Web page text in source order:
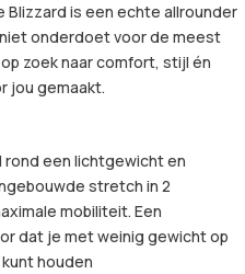
Blizzard is een echte allrounder
onderdoet voor de meest
zoek naar comfort, stijl én
jou gemaakt.
een lichtgewicht en
stretch in 2
mobiliteit. Een
dat je met weinig gewicht op
houden